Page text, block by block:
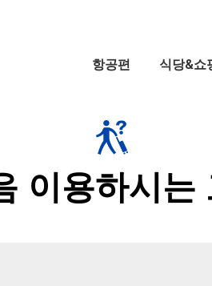
항공편 식당&쇼
이용하시는